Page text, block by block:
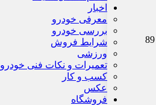
اخبار
معرفی خودرو
بررسی خودرو
شرایط فروش
ورزشی
تعمیرات و نکات فنی خودرو
کسب و کار
عکس
فروشگاه